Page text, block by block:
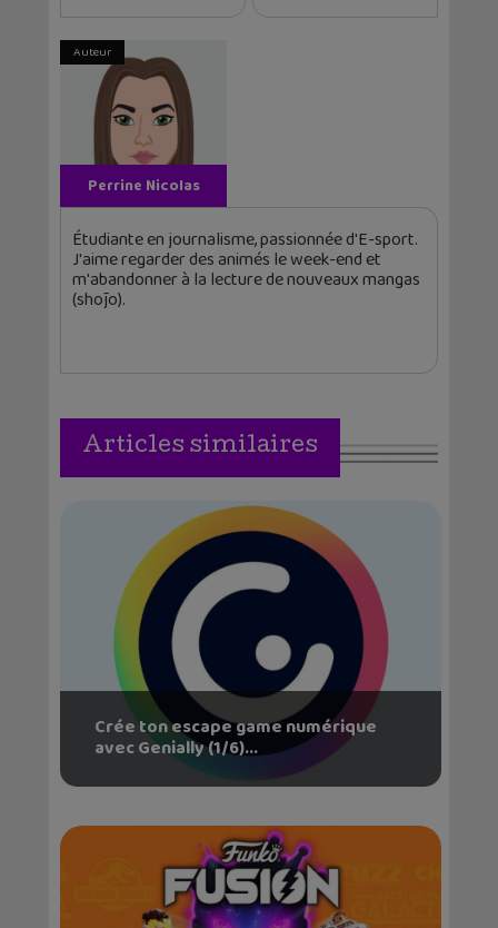
Auteur
Perrine Nicolas
Étudiante en journalisme, passionnée d'E-sport.
J'aime regarder des animés le week-end et
m'abandonner à la lecture de nouveaux mangas
(shōjo).
Articles similaires
Crée ton escape game numérique
avec Genially (1/6)...